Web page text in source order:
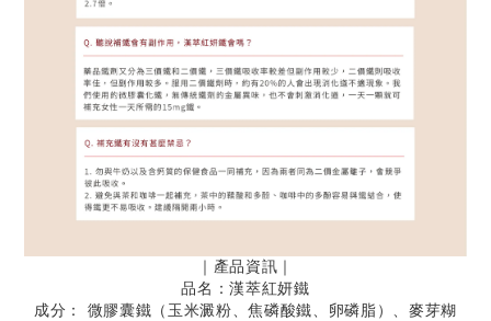
｜產品資訊｜
品名：漢萃紅妍鐵
成分： 微膠囊鐵（玉米澱粉、焦磷酸鐵、卵磷脂）、麥芽糊